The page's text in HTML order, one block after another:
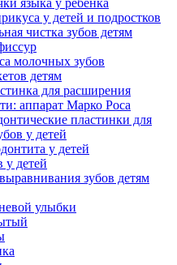
языка у ребенка
у детей и подростков
чистка зубов детям
молочных зубов
детям
для расширения
аппарат Марко Роса
пластинки для
у детей
у детей
у детей
зубов детям
улыбки